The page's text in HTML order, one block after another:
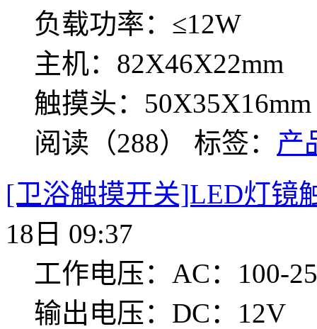
负载功率：≤12W
主机：82X46X22mm
触摸头：50X35X16mm
阅读（288） 标签： 产
[卫浴触摸开关]LED灯镜
18日 09:37
工作电压：AC：100-
输出电压：DC：12V